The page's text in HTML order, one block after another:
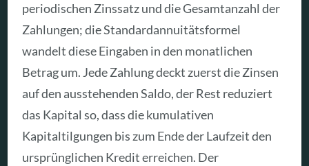
periodischen Zinssatz und die Gesamtanzahl der
Zahlungen; die Standardannuitätsformel
wandelt diese Eingaben in den monatlichen
Betrag um. Jede Zahlung deckt zuerst die Zinsen
auf den ausstehenden Saldo, der Rest reduziert
das Kapital so, dass die kumulativen
Kapitaltilgungen bis zum Ende der Laufzeit den
ursprünglichen Kredit erreichen. Der